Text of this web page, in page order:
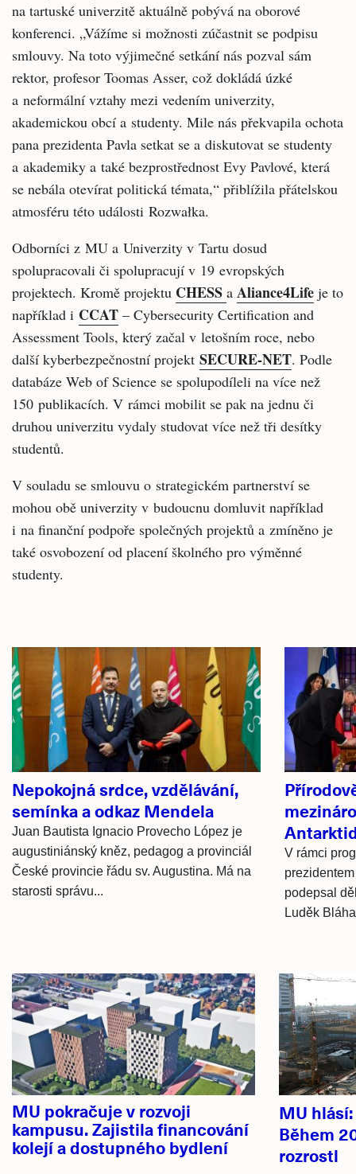
na tartuské univerzitě aktuálně pobývá na oborové
konferenci. „Vážíme si možnosti zúčastnit se podpisu
smlouvy. Na toto výjimečné setkání nás pozval sám
rektor, profesor Toomas Asser, což dokládá úzké
a neformální vztahy mezi vedením univerzity,
akademickou obcí a studenty. Mile nás překvapila ochota
pana prezidenta Pavla setkat se a diskutovat se studenty
a akademiky a také bezprostřednost Evy Pavlové, která
se nebála otevírat politická témata,“ přiblížila přátelskou
atmosféru této události Rozwałka.
Odborníci z MU a Univerzity v Tartu dosud
spolupracovali či spolupracují v 19 evropských
projektech. Kromě projektu CHESS a Aliance4Life je to
například i CCAT – Cybersecurity Certification and
Assessment Tools, který začal v letošním roce, nebo
další kyberbezpečnostní projekt SECURE-NET. Podle
databáze Web of Science se spolupodíleli na více než
150 publikacích. V rámci mobilit se pak na jednu či
druhou univerzitu vydaly studovat více než tři desítky
studentů.
V souladu se smlouvu o strategickém partnerství se
mohou obě univerzity v budoucnu domluvit například
i na finanční podpoře společných projektů a zmíněno je
také osvobození od placení školného pro výměnné
studenty.
Související
články
Nepokojná srdce, vzdělávání,
semínka a odkaz Mendela
Juan Bautista Ignacio Provecho López je
augustiniánský kněz, pedagog a provinciál
České provincie řádu sv. Augustina. Má na
starosti správu...
V rámci
podepsal
Luděk
Hlavní
novinky
MU pokračuje v rozvoji
kampusu. Zajistila financování
kolejí a dostupného bydlení
MU
Během
rozrostl